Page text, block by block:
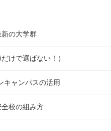
の大学群
けで選ばない！）
キャンパスの活用
校の組み方